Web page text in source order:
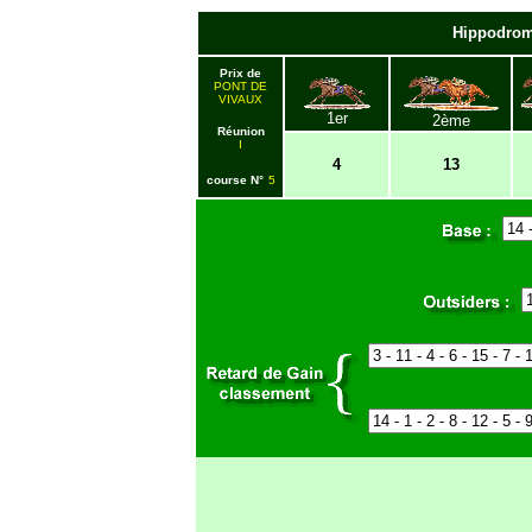
Prix de
PONT DE
VIVAUX
Réunion
I
course N° 5
1er 2ème
4 13